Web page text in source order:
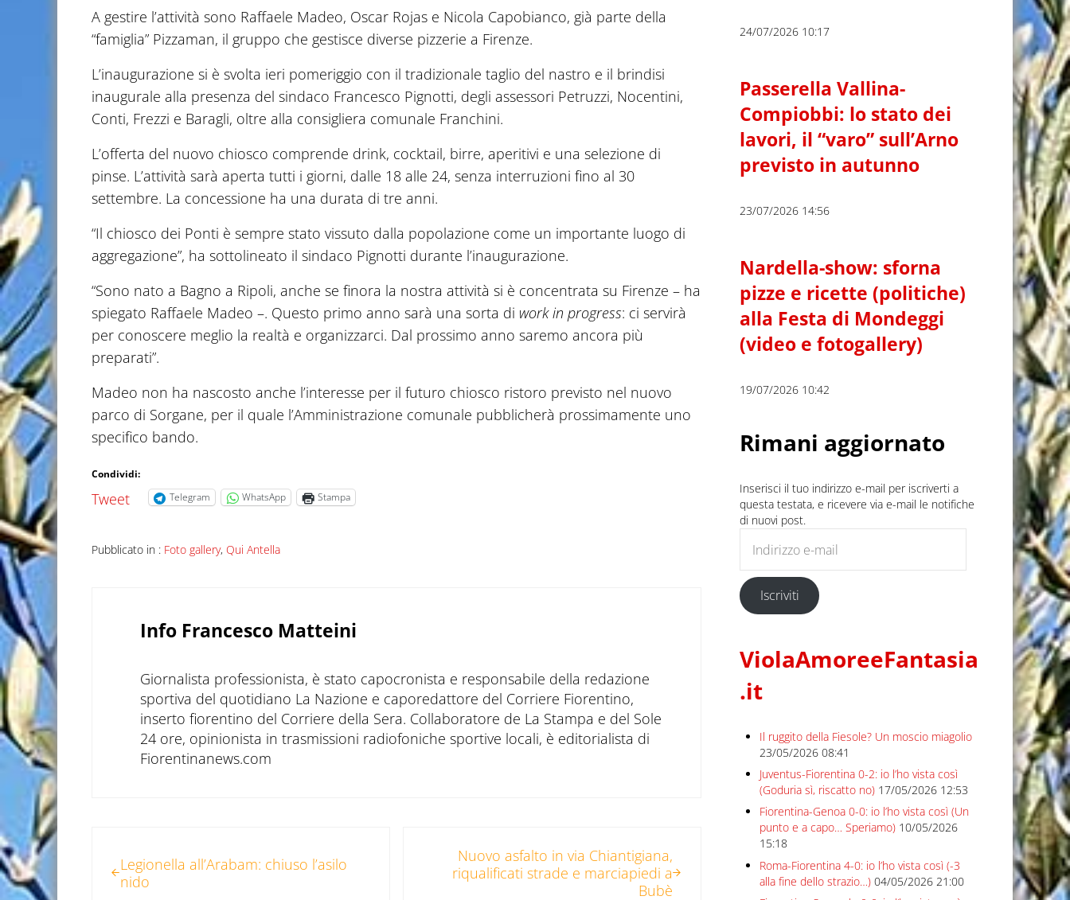
A gestire l’attività sono Raffaele Madeo, Oscar Rojas e Nicola Capobianco, già parte della
“famiglia” Pizzaman, il gruppo che gestisce diverse pizzerie a Firenze.
L’inaugurazione si è svolta ieri pomeriggio con il tradizionale taglio del nastro e il brindisi
inaugurale alla presenza del sindaco Francesco Pignotti, degli assessori Petruzzi, Nocentini,
Conti, Frezzi e Baragli, oltre alla consigliera comunale Franchini.
L’offerta del nuovo chiosco comprende drink, cocktail, birre, aperitivi e una selezione di
pinse. L’attività sarà aperta tutti i giorni, dalle 18 alle 24, senza interruzioni fino al 30
settembre. La concessione ha una durata di tre anni.
“Il chiosco dei Ponti è sempre stato vissuto dalla popolazione come un importante luogo di
aggregazione”, ha sottolineato il sindaco Pignotti durante l’inaugurazione.
“Sono nato a Bagno a Ripoli, anche se finora la nostra attività si è concentrata su Firenze – ha
spiegato Raffaele Madeo –. Questo primo anno sarà una sorta di work in progress: ci servirà
per conoscere meglio la realtà e organizzarci. Dal prossimo anno saremo ancora più
preparati”.
Madeo non ha nascosto anche l’interesse per il futuro chiosco ristoro previsto nel nuovo
parco di Sorgane, per il quale l’Amministrazione comunale pubblicherà prossimamente uno
specifico bando.
Condividi:
Tweet Telegram WhatsApp Stampa
Pubblicato in : Foto gallery, Qui Antella
Info Francesco Matteini
Giornalista professionista, è stato capocronista e responsabile della redazione
sportiva del quotidiano La Nazione e caporedattore del Corriere Fiorentino,
inserto fiorentino del Corriere della Sera. Collaboratore de La Stampa e del Sole
24 ore, opinionista in trasmissioni radiofoniche sportive locali, è editorialista di
Fiorentinanews.com
Legionella all’Arabam: chiuso l’asilo
nido
Nuovo asfalto in via Chiantigiana,
riqualificati strade e marciapiedi a
Bubè
24/07/2026 10:17
Passerella Vallina-
Compiobbi: lo stato dei
lavori, il “varo” sull’Arno
previsto in autunno
23/07/2026 14:56
Nardella-show: sforna
pizze e ricette (politiche)
alla Festa di Mondeggi
(video e fotogallery)
19/07/2026 10:42
Rimani aggiornato
Inserisci il tuo indirizzo e-mail per iscriverti a
questa testata, e ricevere via e-mail le notifiche
di nuovi post.
Iscriviti
ViolaAmoreeFantasia
.it
Il ruggito della Fiesole? Un moscio miagolio
23/05/2026 08:41
Juventus-Fiorentina 0-2: io l’ho vista così
(Goduria sì, riscatto no) 17/05/2026 12:53
Fiorentina-Genoa 0-0: io l’ho vista così (Un
punto e a capo… Speriamo) 10/05/2026
15:18
Roma-Fiorentina 4-0: io l’ho vista così (-3
alla fine dello strazio…) 04/05/2026 21:00